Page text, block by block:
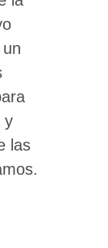
y
las